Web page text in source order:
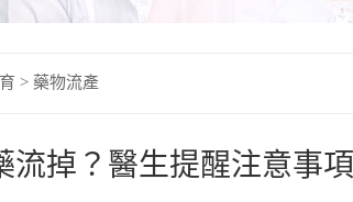
> 藥物流產
流掉？醫生提醒注意事項